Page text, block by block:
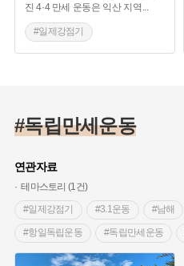
진 4·4 만세 운동은 익산 지역
#일제강점기
#독립운동가 #익산
#4.4만세운동 #문용기
#독립만세운동
연관자료
테마스토리 (1건)
#일제강점기
#3.1운동 #남해
#항일독립운동 #독립만세운동
#근대시장 #익산가볼만한곳